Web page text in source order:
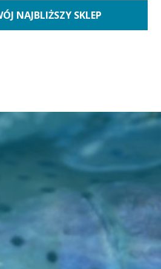
NAJBLIŻSZY SKLEP